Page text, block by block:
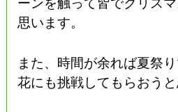
思います。
また、時間が余れば夏祭
花にも挑戦してもらおうと